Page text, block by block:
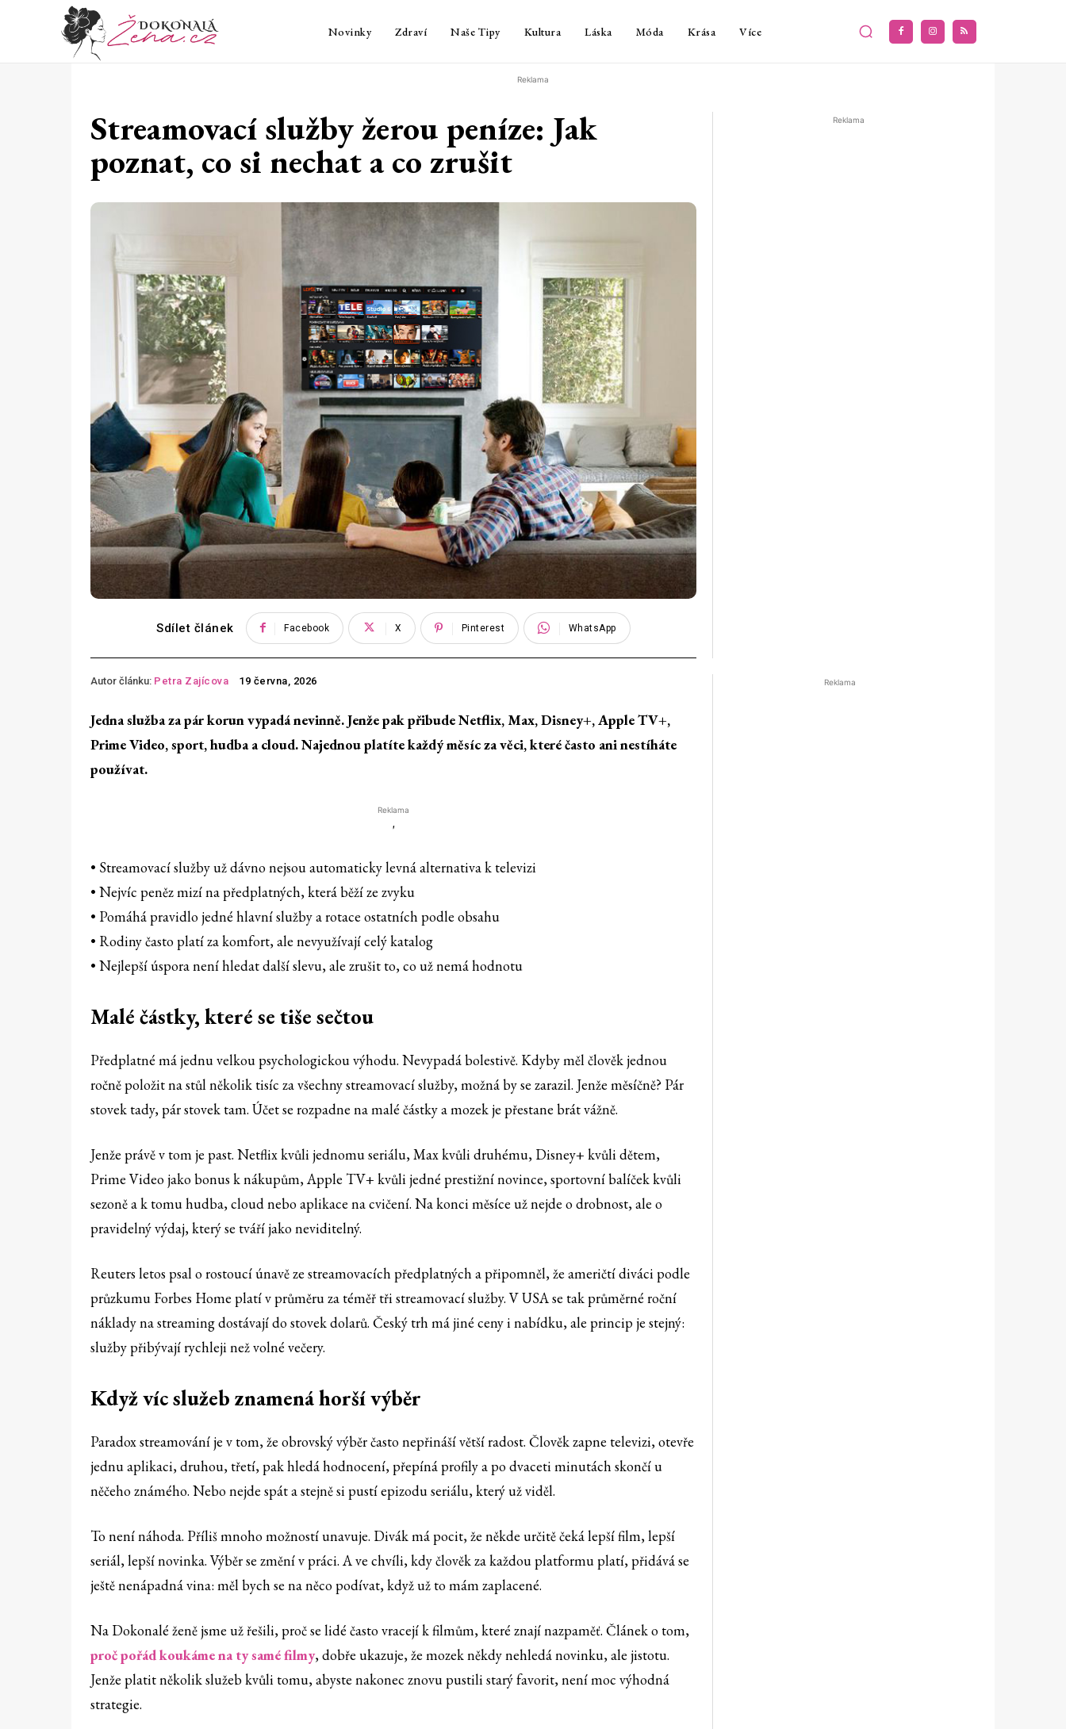
Novinky Zdraví Naše Tipy Kultura Láska Móda Krása Více
Reklama
Streamovací služby žerou peníze: Jak
poznat, co si nechat a co zrušit
Sdílet článek Facebook X Pinterest WhatsApp
Reklama
Autor článku: Petra Zajícova 19 června, 2026
Jedna služba za pár korun vypadá nevinně. Jenže pak přibude Netflix, Max, Disney+, Apple TV+,
Prime Video, sport, hudba a cloud. Najednou platíte každý měsíc za věci, které často ani nestíháte
používat.
Reklama
'
• Streamovací služby už dávno nejsou automaticky levná alternativa k televizi
• Nejvíc peněz mizí na předplatných, která běží ze zvyku
• Pomáhá pravidlo jedné hlavní služby a rotace ostatních podle obsahu
• Rodiny často platí za komfort, ale nevyužívají celý katalog
• Nejlepší úspora není hledat další slevu, ale zrušit to, co už nemá hodnotu
Malé částky, které se tiše sečtou
Předplatné má jednu velkou psychologickou výhodu. Nevypadá bolestivě. Kdyby měl člověk jednou
ročně položit na stůl několik tisíc za všechny streamovací služby, možná by se zarazil. Jenže měsíčně? Pár
stovek tady, pár stovek tam. Účet se rozpadne na malé částky a mozek je přestane brát vážně.
Jenže právě v tom je past. Netflix kvůli jednomu seriálu, Max kvůli druhému, Disney+ kvůli dětem,
Prime Video jako bonus k nákupům, Apple TV+ kvůli jedné prestižní novince, sportovní balíček kvůli
sezoně a k tomu hudba, cloud nebo aplikace na cvičení. Na konci měsíce už nejde o drobnost, ale o
pravidelný výdaj, který se tváří jako neviditelný.
Reuters letos psal o rostoucí únavě ze streamovacích předplatných a připomněl, že američtí diváci podle
průzkumu Forbes Home platí v průměru za téměř tři streamovací služby. V USA se tak průměrné roční
náklady na streaming dostávají do stovek dolarů. Český trh má jiné ceny i nabídku, ale princip je stejný:
služby přibývají rychleji než volné večery.
Když víc služeb znamená horší výběr
Paradox streamování je v tom, že obrovský výběr často nepřináší větší radost. Člověk zapne televizi, otevře
jednu aplikaci, druhou, třetí, pak hledá hodnocení, přepíná profily a po dvaceti minutách skončí u
něčeho známého. Nebo nejde spát a stejně si pustí epizodu seriálu, který už viděl.
To není náhoda. Příliš mnoho možností unavuje. Divák má pocit, že někde určitě čeká lepší film, lepší
seriál, lepší novinka. Výběr se změní v práci. A ve chvíli, kdy člověk za každou platformu platí, přidává se
ještě nenápadná vina: měl bych se na něco podívat, když už to mám zaplacené.
Na Dokonalé ženě jsme už řešili, proč se lidé často vracejí k filmům, které znají nazpaměť. Článek o tom,
proč pořád koukáme na ty samé filmy⁠, dobře ukazuje, že mozek někdy nehledá novinku, ale jistotu.
Jenže platit několik služeb kvůli tomu, abyste nakonec znovu pustili starý favorit, není moc výhodná
strategie.
Reklama